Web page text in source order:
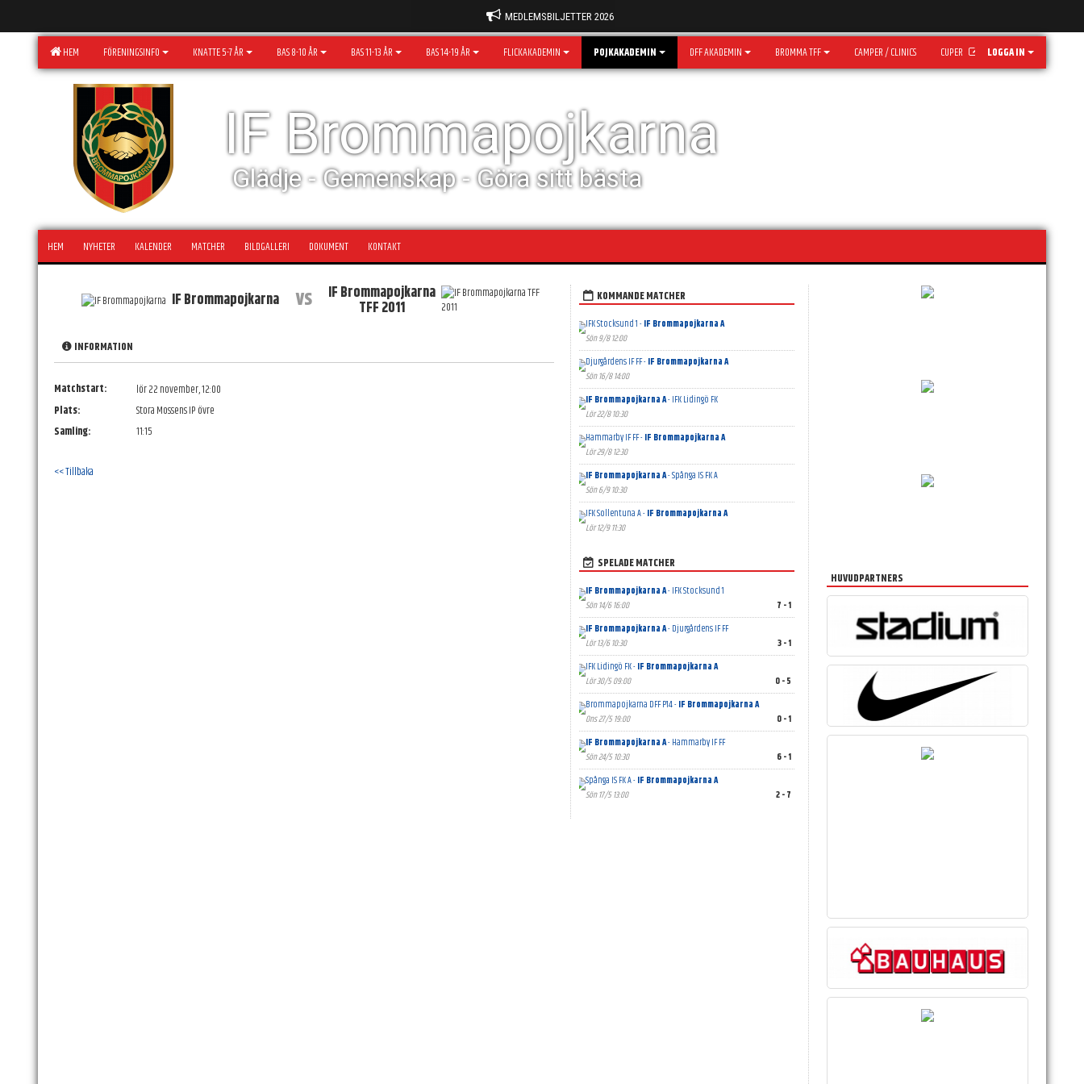
MEDLEMSBILJETTER 2026
HEM FÖRENINGSINFO KNATTE 5-7 ÅR BAS 8-10 ÅR BAS 11-13 ÅR BAS 14-19 ÅR FLICKAKADEMIN POJKAKADEMIN DFF AKADEMIN BROMMA TFF CAMPER / CLINICS CUPER LOGGA IN
IF Brommapojkarna
Glädje - Gemenskap - Göra sitt bästa
HEM NYHETER KALENDER MATCHER BILDGALLERI DOKUMENT KONTAKT
IF Brommapojkarna vs IF Brommapojkarna
TFF 2011
INFORMATION
Matchstart:
lör 22 november, 12:00
Plats:
Stora Mossens IP övre
Samling:
11:15
<< Tillbaka
KOMMANDE MATCHER
IFK Stocksund 1 -IF Brommapojkarna A
Sön 9/8 12:00
Djurgårdens IF FF -IF Brommapojkarna A
Sön 16/8 14:00
IF Brommapojkarna A- IFK Lidingö FK
Lör 22/8 10:30
Hammarby IF FF -IF Brommapojkarna A
Lör 29/8 12:30
IF Brommapojkarna A- Spånga IS FK A
Sön 6/9 10:30
IFK Sollentuna A -IF Brommapojkarna A
Lör 12/9 11:30
SPELADE MATCHER
IF Brommapojkarna A- IFK Stocksund 1
Sön 14/6 16:00
7 - 1
IF Brommapojkarna A- Djurgårdens IF FF
Lör 13/6 10:30
3 - 1
IFK Lidingö FK -IF Brommapojkarna A
Lör 30/5 09:00
0 - 5
Brommapojkarna DFF P14 -IF Brommapojkarna A
Ons 27/5 19:00
0 - 1
IF Brommapojkarna A- Hammarby IF FF
Sön 24/5 10:30
6 - 1
Spånga IS FK A -IF Brommapojkarna A
Sön 17/5 13:00
2 - 7
HUVUDPARTNERS